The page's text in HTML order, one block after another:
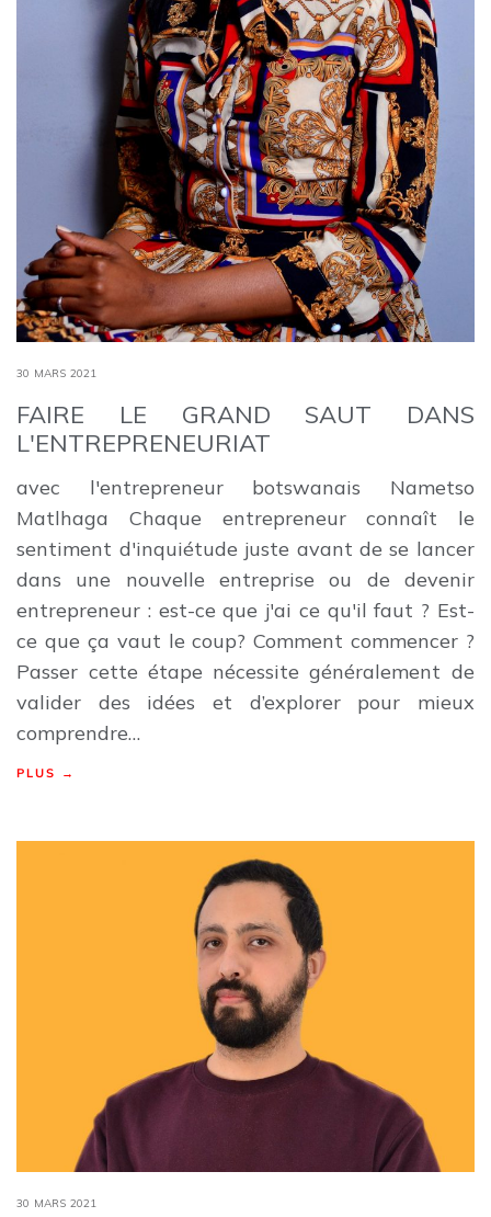
30 MARS 2021
FAIRE LE GRAND SAUT DANS
L'ENTREPRENEURIAT
avec l'entrepreneur botswanais Nametso
Matlhaga Chaque entrepreneur connaît le
sentiment d'inquiétude juste avant de se lancer
dans une nouvelle entreprise ou de devenir
entrepreneur : est-ce que j'ai ce qu'il faut ? Est-
ce que ça vaut le coup? Comment commencer ?
Passer cette étape nécessite généralement de
valider des idées et d’explorer pour mieux
comprendre…
PLUS →
30 MARS 2021